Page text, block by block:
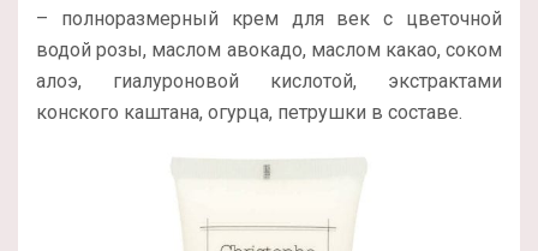
– полноразмерный крем для век с цветочной
водой розы, маслом авокадо, маслом какао, соком
алоэ, гиалуроновой кислотой, экстрактами
конского каштана, огурца, петрушки в составе.